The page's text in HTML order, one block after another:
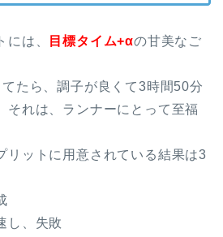
には、 目標タイム+αの甘美なご
てたら、調子が良くて3時間50分
それは、ランナーにとって至福
リットに用意されている結果は3
し、失敗